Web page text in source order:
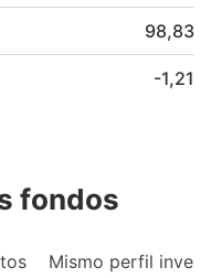
98,83
-1,21
fondos
Mismo perfil